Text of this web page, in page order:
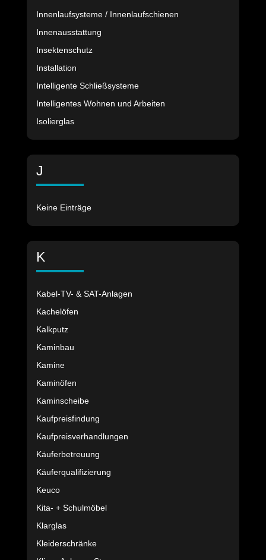
Innenlaufsysteme / Innenlaufschienen
Innenausstattung
Insektenschutz
Installation
Intelligente Schließsysteme
Intelligentes Wohnen und Arbeiten
Isolierglas
J
Keine Einträge
K
Kabel-TV- & SAT-Anlagen
Kachelöfen
Kalkputz
Kaminbau
Kamine
Kaminöfen
Kaminscheibe
Kaufpreisfindung
Kaufpreisverhandlungen
Käuferbetreuung
Käuferqualifizierung
Keuco
Kita- + Schulmöbel
Klarglas
Kleiderschränke